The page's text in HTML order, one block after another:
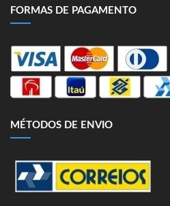
FORMAS DE PAGAMENTO
MÉTODOS DE ENVIO